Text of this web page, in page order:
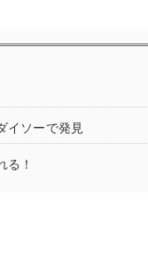
イソーで発見
！